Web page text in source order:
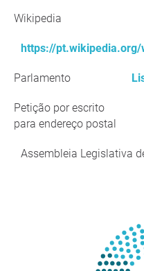
Wikipedia
https://pt.wikipedia.org/
Parlamento
Petição por escrito
para endereço postal
Assembleia Legislativa